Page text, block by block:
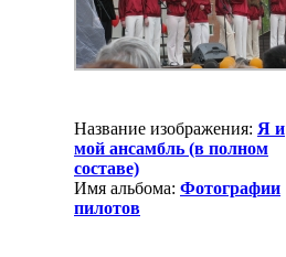
Название изображения: Я и
мой ансамбль (в полном
составе)
Имя альбома: Фотографии
пилотов